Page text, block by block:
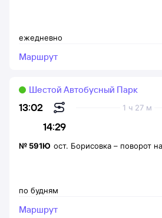
ежедневно
Маршрут
13:02
14:29
1 ч 27 м
Шестой Автобусный Парк
по будням
№ 591Ю ост. Борисовка – поворот
Маршрут